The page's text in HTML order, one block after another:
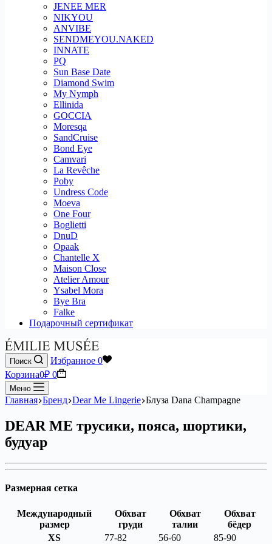
JENEE MER
NIKYOU
ANVIBE
SENDMEYOU.NAKED
INNATE
PQ
Sun Base Date
Diamond Swim
My Nymph
Ellinida
GOCCIA
Moresqa
SandCruise
Bond Eye
Camvari
La Revêche
Poby
Undress Code
Moeva
One Four
Boglietti
DnuD
Opaak
Chantelle X
Maison Close
Atelier Amour
Ysabel Mora
Bye Bra
Falke
Подарочный сертификат
Поиск Избранное 0
Корзина0₽ 0
Меню
Главная Бренд Dear Me Lingerie Блуза Dana Champagne
DEAR ME трусики, пояса, шортики,
будуар
Размерная сетка
Международный
размер
Обхват
груди
Обхват
талии
Обхват
бёдер
XS
77-82 56-60
85-90